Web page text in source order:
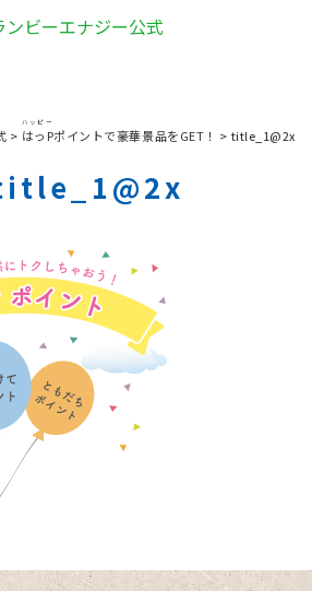
> はっP
ハッピー
ポイントで豪華景品をGET！ > title_1@2x
ンビーエナジー公式